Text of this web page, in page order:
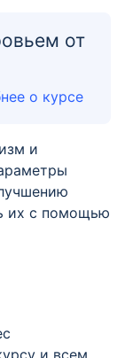
от
о курсе
и
их с помощью
и всем